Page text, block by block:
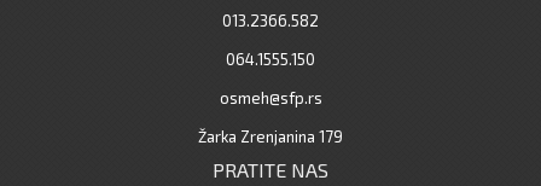
013.2366.582
064.1555.150
osmeh@sfp.rs
Žarka Zrenjanina 179
PRATITE NAS